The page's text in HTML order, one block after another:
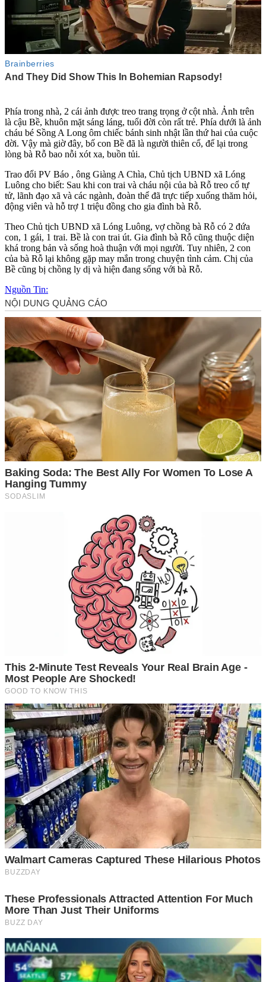
Phía trong nhà, 2 cái ảnh được treo trang trọng ở cột nhà. Ảnh trên
là cậu Bề, khuôn mặt sáng láng, tuổi đời còn rất trẻ. Phía dưới là ảnh
cháu bé Sồng A Long ôm chiếc bánh sinh nhật lần thứ hai của cuộc
đời. Vậy mà giờ đây, bố con Bề đã là người thiên cổ, để lại trong
lòng bà Rỗ bao nỗi xót xa, buồn tủi.
Trao đổi PV Báo , ông Giàng A Chìa, Chủ tịch UBND xã Lóng
Luông cho biết: Sau khi con trai và cháu nội của bà Rỗ tre‌o c‌ổ t‌ּự
t‌ּử, lãnh đạo xã và các ngành, đoàn thể đã trực tiếp xuống thăm hỏi,
động viên và hỗ trợ 1 triệu đồng cho gia đình bà Rỗ.
Theo Chủ tịch UBND xã Lóng Luông, vợ chồng bà Rỗ có 2 đứa
con, 1 gái, 1 trai. Bề là con trai út. Gia đình bà Rỗ cũng thuộc diện
khá trong bản và sống hoà thuận với mọi người. Tuy nhiên, 2 con
của bà Rỗ lại không gặp may mắn trong chu‌yện tìn‌h cảm. Chị của
Bề cũng bị chồng ly dị và hiện đang sống với bà Rỗ.
Nguồn Tin: